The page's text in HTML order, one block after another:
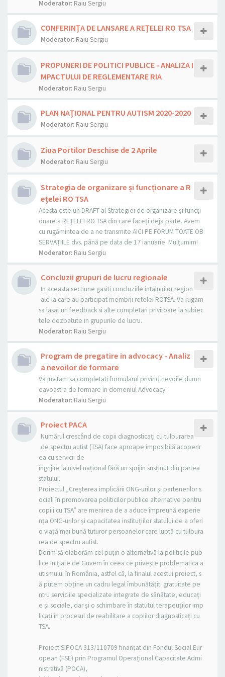
Moderator: Raiu Sergiu
CONFERINȚA DE LANSARE A REȚELEI RO TSA
Moderator: Raiu Sergiu
PROPUNERI DE POLITICI PUBLICE - ANALIZA I
MPACTULUI DE REGLEMENTARE RIA
Moderator: Raiu Sergiu
PLAN NAȚIONAL PENTRU AUTISM 2020-2020
Moderator: Raiu Sergiu
Ziua Portilor Deschise de 2 Aprile
Moderator: Raiu Sergiu
Strategia de organizare și funcționare a R
ețelei RO TSA
Acesta este un DRAFT al Strategiei de organizare și funcți
onare a REȚELEI RO TSA din care faceți deja parte. Avem
cu rugămintea de a ne transmite AICI PE FORUM TOATE OB
SERVAȚIILE dvs. până pe data de 17 ianuarie. Mulțumim!
Moderator: Raiu Sergiu
Concluzii grupuri de lucru regionale
In aceasta sectiune gasiti concluziile intalnirilor region
ale la care au participat membrii retelei ROTSA. Va rugam
sa lasat un feedback si alte completari privitoare la subiec
tele dezbatute in grupurile de lucru.
Moderator: Raiu Sergiu
Program de pregatire in advocacy - Analiz
a nevoilor de formare
Va invitam sa completati formularul privind nevoile dumn
eavoastra de formare in domeniul Advocacy.
Moderator: Raiu Sergiu
Proiect PACA
Numărul crescând de copii diagnosticați cu tulburarea
de spectru autist (TSA) face aproape imposibilă acoperir
ea cu servicii de
îngrijire la nivel național fără un sprijin susținut din partea
statului.
Proiectul „Creșterea implicării ONG-urilor și partenerilor s
ociali în promovarea politicilor publice alternative pentru
copiii cu TSA” are menirea de a aduce împreună experie
nța ONG-urilor și capacitatea instituțiilor statului de a oferi
o viață mai bună tuturor persoanelor care luptă cu tulbura
rea de spectru autist.
Dorim să elaborăm cel puțin o alternativă la politicile pub
lice inițiate de Guvern în ceea ce privește problematica a
utismului în România, astfel că, la finalul acestui proiect, s
ă putem obține un cadru legal îmbunătățit: gratuitate pe
ntru serviciile specializate integrate de sănătate, educați
e și sociale, dar și o schimbare în statutul terapeuților imp
licați în procesul de reabilitare a copiilor diagnosticați cu
TSA.
Proiect SIPOCA 313/110709 finanțat din Fondul Social Eur
opean (FSE) prin Programul Operațional Capacitate Admi
nistrativă (POCA),